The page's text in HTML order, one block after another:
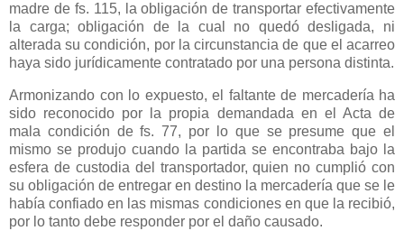
madre de fs. 115, la obligación de transportar efectivamente
la carga; obligación de la cual no quedó desligada, ni
alterada su condición, por la circunstancia de que el acarreo
haya sido jurídicamente contratado por una persona distinta.
Armonizando con lo expuesto, el faltante de mercadería ha
sido reconocido por la propia demandada en el Acta de
mala condición de fs. 77, por lo que se presume que el
mismo se produjo cuando la partida se encontraba bajo la
esfera de custodia del transportador, quien no cumplió con
su obligación de entregar en destino la mercadería que se le
había confiado en las mismas condiciones en que la recibió,
por lo tanto debe responder por el daño causado.